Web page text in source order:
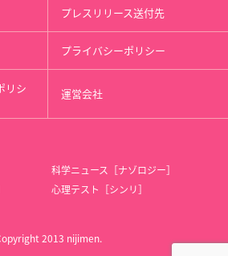
プレスリリース送付先
プライバシーポリシー
リシ 運営会社
科学ニュース［ナゾロジー］
心理テスト［シンリ］
2013 nijimen.